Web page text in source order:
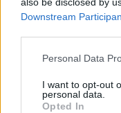
Downstream
Personal Data
I want to opt-out
personal data.
Opted In